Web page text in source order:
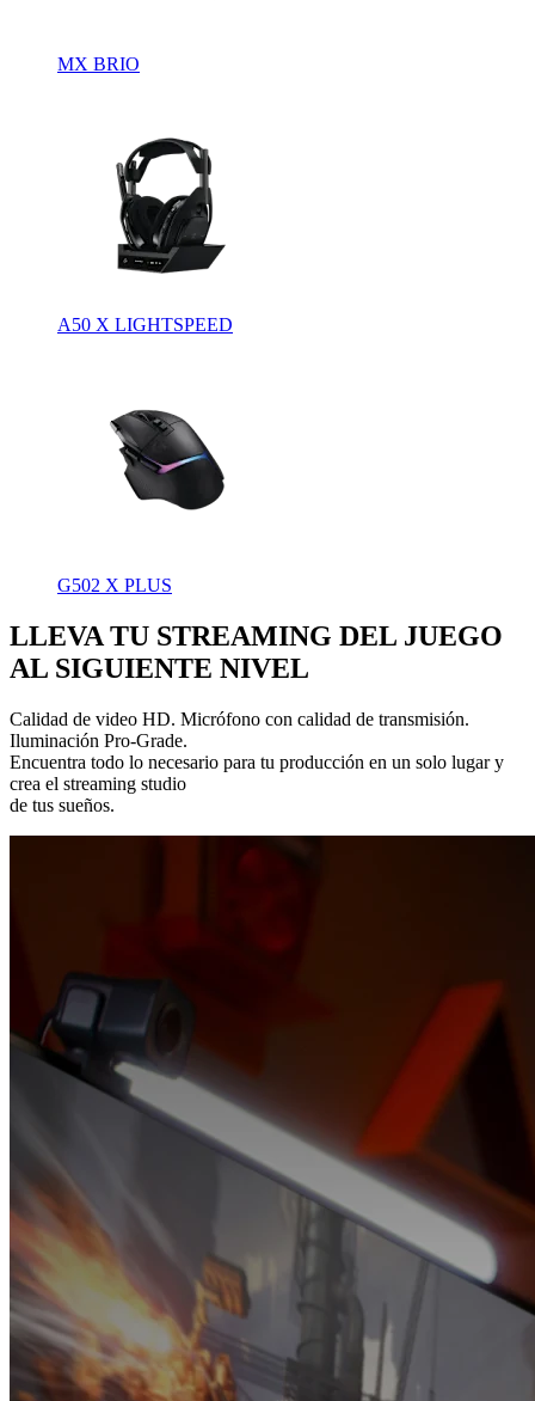
MX BRIO
A50 X LIGHTSPEED
G502 X PLUS
LLEVA TU STREAMING DEL JUEGO
AL SIGUIENTE NIVEL
Calidad de video HD. Micrófono con calidad de transmisión.
Iluminación Pro-Grade.
Encuentra todo lo necesario para tu producción en un solo lugar y
crea el streaming studio
de tus sueños.